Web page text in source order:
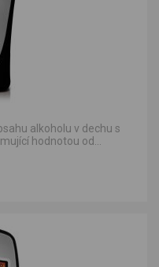
alkoholu v dechu s
hodnotou od...